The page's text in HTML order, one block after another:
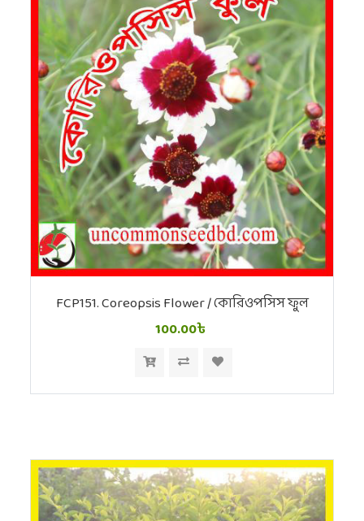
FCP151. Coreopsis Flower / কোরিওপসিস ফুল
100.00৳